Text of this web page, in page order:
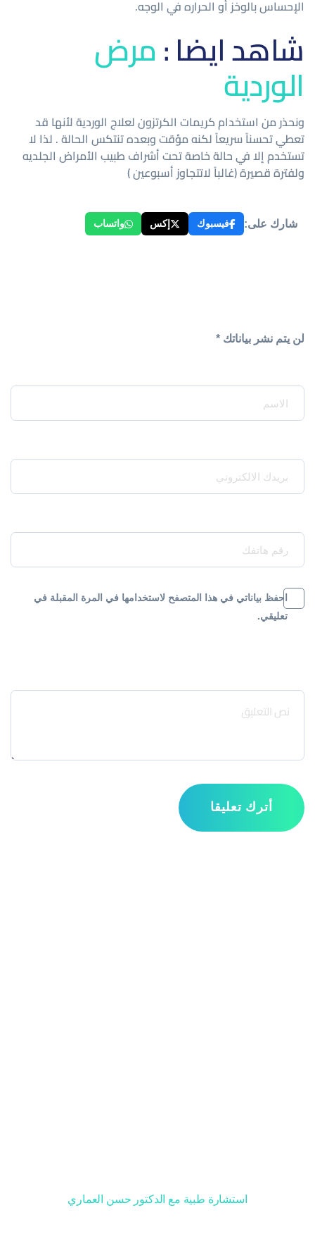
الإحساس بالوخز أو الحراره في الوجه.
شاهد ايضا :مرض
الوردية
ونحذر من استخدام كريمات الكرتزون لعلاج الوردية لأنها قد
تعطي تحسناً سريعاً لكنه مؤقت وبعده تنتكس الحالة . لذا لا
تستخدم إلا في حالة خاصة تحت أشراف طبيب الأمراض الجلديه
ولفترة قصيرة (غالباً لاتتجاوز أسبوعين )
شارك على: فيسبوك إكس واتساب
لن يتم نشر بياناتك *
احفظ بياناتي في هذا المتصفح لاستخدامها في المرة المقبلة في
تعليقي.
أترك تعليقا
استشارة طبية مع الدكتور حسن العماري